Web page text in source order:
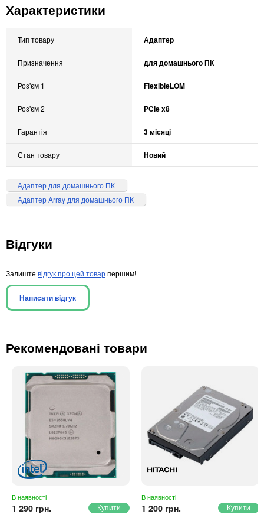
Характеристики
Тип товару Адаптер
Призначення для домашнього ПК
Роз'єм 1 FlexibleLOM
Роз'єм 2 PCIe x8
Гарантія 3 місяці
Стан товару Новий
Адаптер для домашнього ПК
Адаптер Array для домашнього ПК
Відгуки
Залиште відгук про цей товарпершим!
Написати відгук
Рекомендовані товари
В наявності
1 290 грн.
В наявності
1 200 грн.